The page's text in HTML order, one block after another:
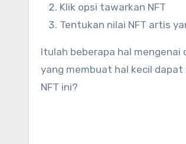
Klik opsi tawarkan NFT
Tentukan nilai NFT artis
Itulah beberapa hal mengenai
yang membuat hal kecil
NFT ini?